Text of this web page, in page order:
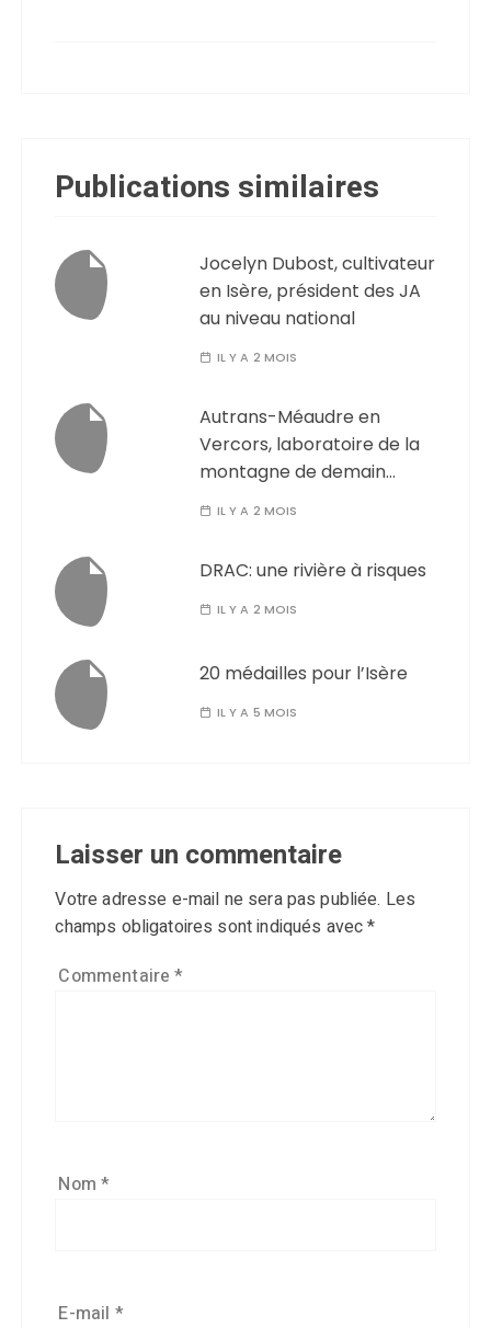
Publications similaires
Jocelyn Dubost, cultivateur
en Isère, président des JA
au niveau national
IL Y A 2 MOIS
Autrans-Méaudre en
Vercors, laboratoire de la
montagne de demain…
IL Y A 2 MOIS
DRAC: une rivière à risques
IL Y A 2 MOIS
20 médailles pour l’Isère
IL Y A 5 MOIS
Laisser un commentaire
Votre adresse e-mail ne sera pas publiée. Les
champs obligatoires sont indiqués avec*
Commentaire*
Nom*
E-mail *